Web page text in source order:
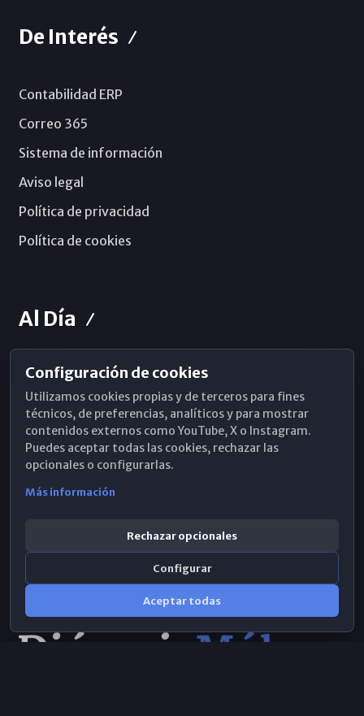
De Interés
Contabilidad ERP
Correo 365
Sistema de información
Aviso legal
Política de privacidad
Política de cookies
Al Día
Horarios de Misa
Hemeroteca
WhatsApp
Configuración de cookies
Utilizamos cookies propias y de terceros para fines
técnicos, de preferencias, analíticos y para mostrar
contenidos externos como YouTube, X o Instagram.
Puedes aceptar todas las cookies, rechazar las
opcionales o configurarlas.
Más información
Rechazar opcionales
Configurar
Aceptar todas